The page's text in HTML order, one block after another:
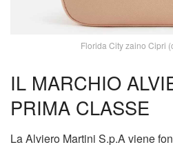
Florida City zaino Cipri
IL MARCHIO
PRIMA CLASSE
La Alviero Martini S.p.A viene